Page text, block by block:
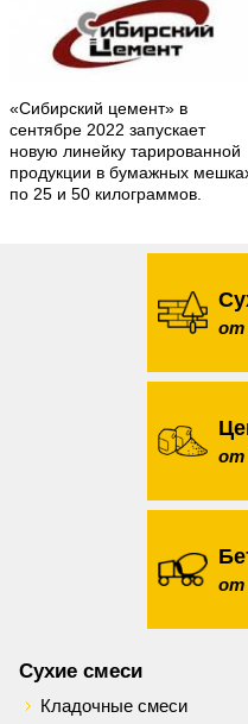
«Сибирский цемент» в
сентябре 2022 запускает
новую линейку тарированной
продукции в бумажных
по 25 и 50 килограммов.
от
от
от
Сухие смеси
Кладочные смеси